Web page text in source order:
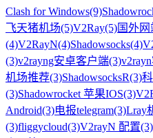
Clash for Windows(9)
飞天猪机场(5)V2Ray(5)国外
(4)V2RayN(4)Shadowsocks(4)
(3)v2rayng安卓客户端(3)
机场推荐(3)ShadowsocksR(3)
(3)Shadowrocket 苹果IOS(3)
Android(3)电报telegram(3)Lray
(3)fliggycloud(3)V2rayN 配置(3)